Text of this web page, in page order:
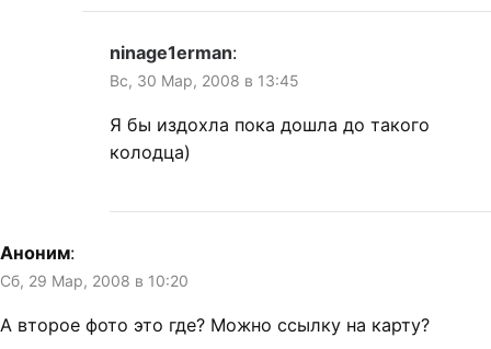
ninage1erman:
Вс, 30 Мар, 2008 в 13:45
Я бы издохла пока дошла до такого
колодца)
Аноним:
Сб, 29 Мар, 2008 в 10:20
А второе фото это где? Можно ссылку на карту?